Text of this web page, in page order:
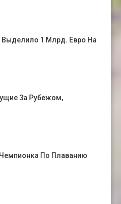
Выделило 1 Млрд. Евро На
За Рубежом,
По Плаванию